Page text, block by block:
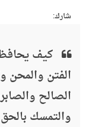
شارك:
كيف يحافظ
الفتن والمحن
الصالح
والتمسك